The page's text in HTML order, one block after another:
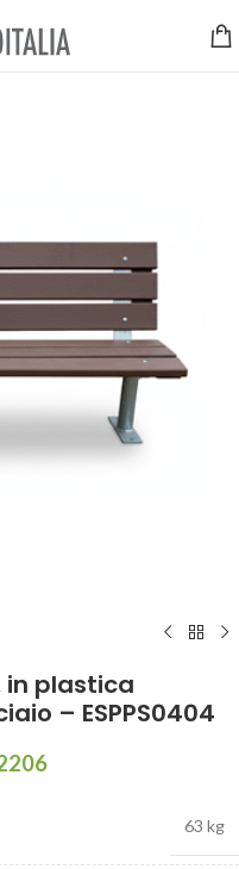
in plastica
– ESPPS0404
63 kg